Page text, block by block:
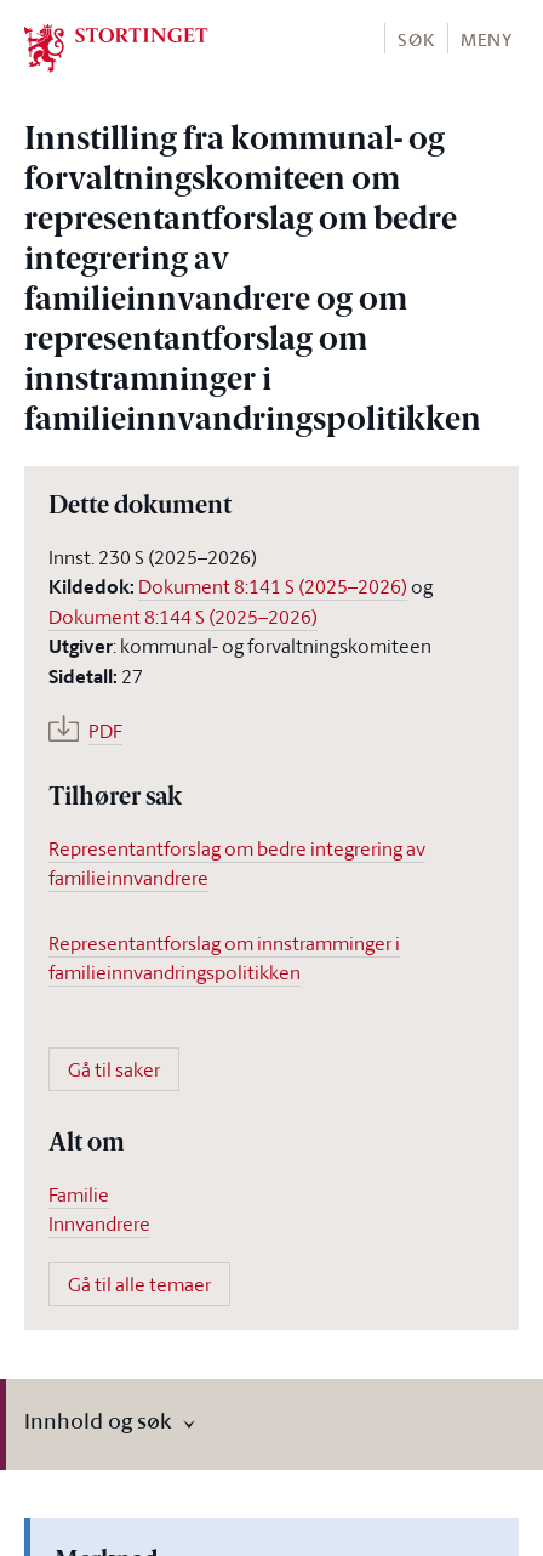
Stortinget.no
SØK MENY
Innstilling fra kommunal- og
forvaltningskomiteen om
representantforslag om bedre
integrering av
familieinnvandrere og om
representantforslag om
innstramninger i
familieinnvandringspolitikken
Dette dokument
Innst. 230 S (2025–2026)
Kildedok: Dokument 8:141 S (2025–2026) og
Dokument 8:144 S (2025–2026)
Utgiver:kommunal- og forvaltningskomiteen
Sidetall: 27
PDF
Tilhører sak
Representantforslag om bedre integrering av
familieinnvandrere
Representantforslag om innstramminger i
familieinnvandringspolitikken
Gå til saker
Alt om
Familie
Innvandrere
Gå til alle temaer
Innhold og søk